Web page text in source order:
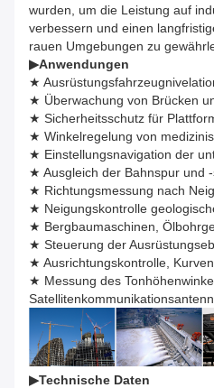
wurden, um die Leistung auf
verbessern und einen
rauen Umgebungen zu
▶Anwendungen
★
★ Überwachung von Brücken
★ Sicherheitsschutz für
★ Winkelregelung von
★ Einstellungsnavigation der
★ Ausgleich der Bahnspur und
★ Richtungsmessung nach
★ Neigungskontrolle
★ Bergbaumaschinen,
★ Steuerung der
★ Ausrichtungskontrolle,
★ Messung des
▶Technische Daten